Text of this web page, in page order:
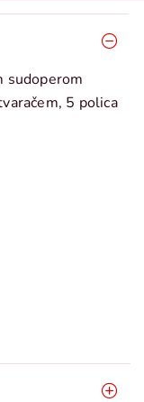
sudoperom
5 polica